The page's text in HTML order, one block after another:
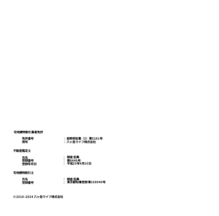
宅地建物取引業者免許
免許番号
​： 長野県知事（3）第5281号
商号 ​： 八ヶ岳ライフ株式会社
不動産鑑定士
氏名
朝倉 宏典
：
登録番号 第8446号
：
登録年月日 平成20年4月10日
：
宅地建物取引士
氏名
朝倉 宏典
：
登録番号 東京都知事登録 第168949号
：
© 2018–2024 八ヶ岳ライフ株式会社